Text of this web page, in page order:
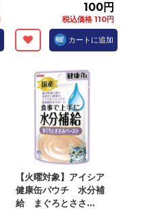
100円
税込価格 110円
カートに追加
【火曜対象】アイシア
健康缶パウチ 水分補
給 まぐろとささ...